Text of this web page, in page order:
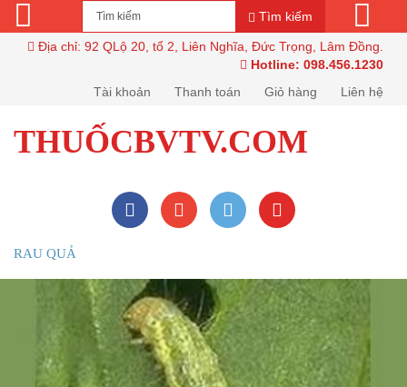
Tìm kiếm
Địa chỉ: 92 QLộ 20, tổ 2, Liên Nghĩa, Đức Trọng, Lâm Đồng.
Hotline: 098.456.1230
Tài khoản
Thanh toán Giỏ hàng Liên hệ
THUỐCBVTV.COM
RAU QUẢ